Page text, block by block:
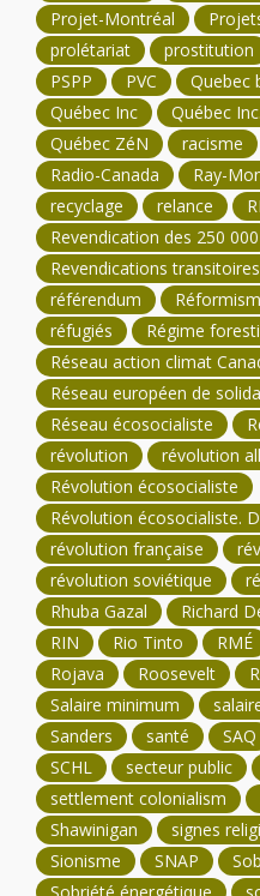
Projet-Montréal
prolétariat
prostitution
PSPP
PVC Quebec
Québec Inc
Québec Inc.
Québec ZéN
racisme
Radio-Canada
Ray-
recyclage
relance
Revendication des 250 000
Revendications transitoires
référendum
réfugiés
Régime
Réseau action climat
Réseau européen de
Réseau écosocialiste
révolution
révolution
Révolution écosocialiste
Révolution écosocialiste.
révolution française
révolution soviétique
Rhuba Gazal
Richard
RIN
Rio Tinto RMÉ
Rojava
Roosevelt
Salaire minimum
Sanders
santé SAQ
SCHL
secteur public
settlement colonialism
Shawinigan
signes
Sionisme
SNAP